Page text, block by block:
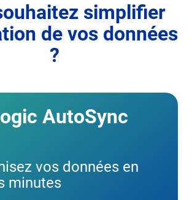
simplifier
de vos données
?
AutoSync
vos données en
minutes